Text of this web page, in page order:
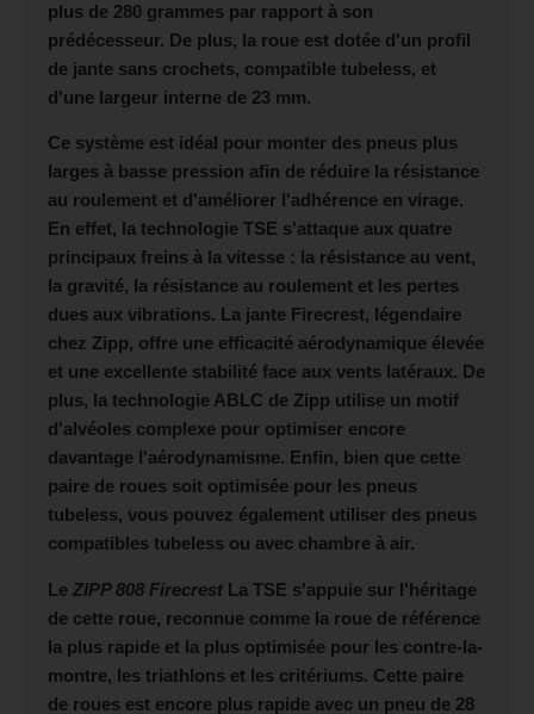
plus de 280 grammes par rapport à son
prédécesseur. De plus, la roue est dotée d'un profil
de jante sans crochets, compatible tubeless, et
d'une largeur interne de 23 mm.
Ce système est idéal pour monter des pneus plus
larges à basse pression afin de réduire la résistance
au roulement et d'améliorer l'adhérence en virage.
En effet, la technologie TSE s'attaque aux quatre
principaux freins à la vitesse : la résistance au vent,
la gravité, la résistance au roulement et les pertes
dues aux vibrations. La jante Firecrest, légendaire
chez Zipp, offre une efficacité aérodynamique élevée
et une excellente stabilité face aux vents latéraux. De
plus, la technologie ABLC de Zipp utilise un motif
d'alvéoles complexe pour optimiser encore
davantage l'aérodynamisme. Enfin, bien que cette
paire de roues soit optimisée pour les pneus
tubeless, vous pouvez également utiliser des pneus
compatibles tubeless ou avec chambre à air.
Le ZIPP 808 Firecrest La TSE s'appuie sur l'héritage
de cette roue, reconnue comme la roue de référence
la plus rapide et la plus optimisée pour les contre-la-
montre, les triathlons et les critériums. Cette paire
de roues est encore plus rapide avec un pneu de 28